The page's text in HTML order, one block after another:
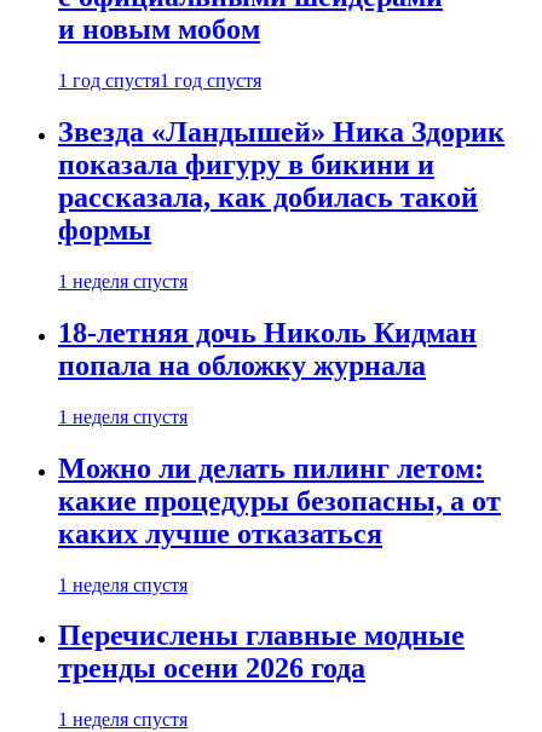
и новым мобом
1 год спустя1 год спустя
Звезда «Ландышей» Ника Здорик
показала фигуру в бикини и
рассказала, как добилась такой
формы
1 неделя спустя
18-летняя дочь Николь Кидман
попала на обложку журнала
1 неделя спустя
Можно ли делать пилинг летом:
какие процедуры безопасны, а от
каких лучше отказаться
1 неделя спустя
Перечислены главные модные
тренды осени 2026 года
1 неделя спустя